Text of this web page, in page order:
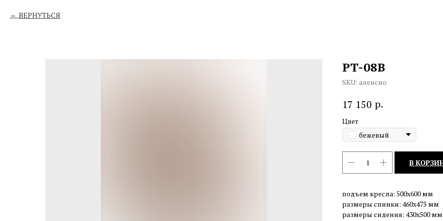
ВЕРНУТЬСЯ
РT-08B
SKU: аленсио
17 150 р.
Цвет
бежевый
В
подъем кресла: 500х600 мм
размеры спинки: 460х475 мм
размеры сидения: 430х500 мм